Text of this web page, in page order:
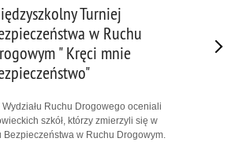
Turniej
w Ruchu
" Kręci mnie
Ruchu Drogowego oceniali
szkół, którzy zmierzyli się w
Bezpieczeństwa w Ruchu Drogowym.